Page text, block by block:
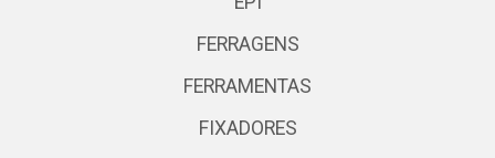
FERRAGENS
FERRAMENTAS
FIXADORES